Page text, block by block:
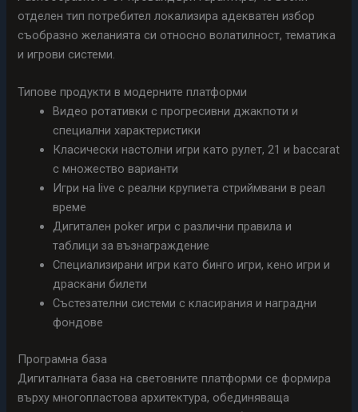
отделен тип потребител локализира адекватен избор
съобразно желанията си относно волатилност, тематика
и игрови системи.
Типове продукти в модерните платформи
Видео ротативки с прогресивни джакпоти и
специални характеристики
Класически настолни игри като рулет, 21 и baccarat
с множество варианти
Игри на live с реални крупиета стриймвани в реал
време
Дигитален poker игри с различни правила и
таблици за възнаграждение
Специализирани игри като бинго игри, кено игри и
драскани билети
Състезателни системи с класирания и наградни
фондове
Програмна база
Дигиталната база на световните платформи се формира
върху многопластова архитектура, обединяваща